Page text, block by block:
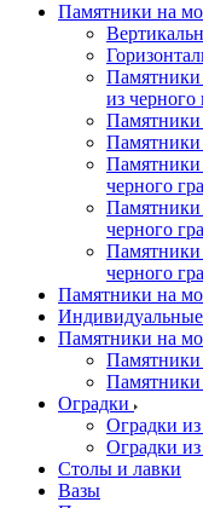
Памятники на
Памятники
из черного
Памятники
Памятники
Памятники
черного
Памятники
черного
Памятники
черного
Памятники на
Памятники на
Памятники
Оградки
Оградки из
Оградки из
Столы и лавки
Вазы